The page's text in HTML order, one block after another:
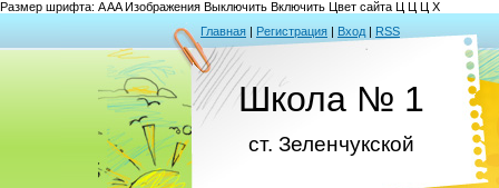
Размер шрифта: AAAИзображения Выключить Включить Цвет сайта Ц Ц Ц Х
Главная | Регистрация | Вход | RSS
Школа № 1
ст. Зеленчукской